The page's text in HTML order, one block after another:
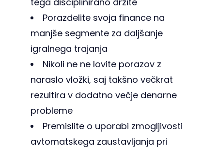
Porazdelite svoja finance na
manjše segmente za daljšanje
igralnega trajanja
Nikoli ne ne lovite porazov z
naraslo vložki, saj takšno večkrat
rezultira v dodatno večje denarne
probleme
Premislite o uporabi zmogljivosti
avtomatskega zaustavljanja pri